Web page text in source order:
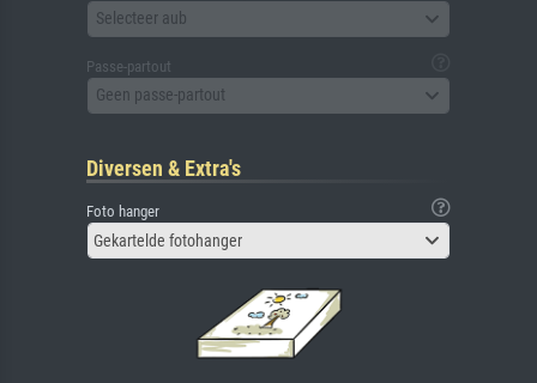
Selecteer aub
Passe-partout
Geen passe-partout
Diversen & Extra's
Foto hanger
Gekartelde fotohanger